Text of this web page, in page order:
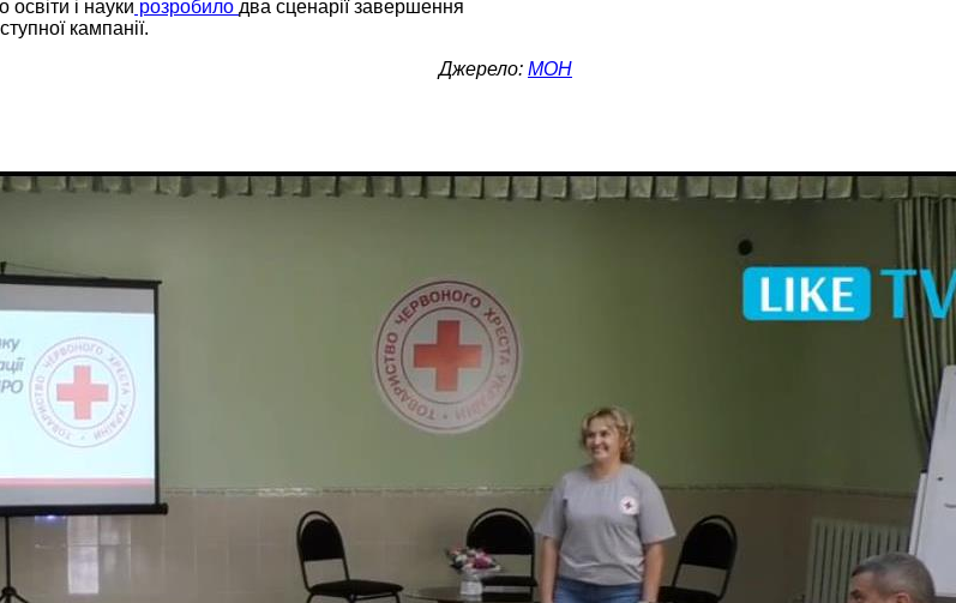
і науки розробило два сценарії завершення
кампанії.
Джерело: МОН